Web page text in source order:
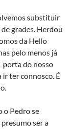
substituir
grades. Herdou
da Hello
pelo menos já
porta do nosso
ter connosco. É
o Pedro se
ser a